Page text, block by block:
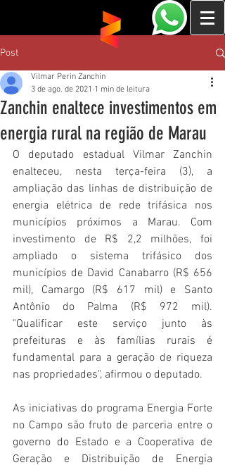
Post
Zanchin enaltece investimentos em
energia rural na região de Marau
Vilmar Perin Zanchin
3 de ago. de 2021 1 min de leitura
O deputado estadual Vilmar Zanchin
enalteceu, nesta terça-feira (3), a
ampliação das linhas de distribuição de
energia elétrica de rede trifásica nos
municípios próximos a Marau. Com
investimento de R$ 2,2 milhões, foi
ampliado o sistema trifásico dos
municípios de David Canabarro (R$ 656
mil), Camargo (R$ 617 mil) e Santo
Antônio do Palma (R$ 972 mil).
"Qualificar este serviço junto às
prefeituras e às famílias rurais é
fundamental para a geração de riqueza
nas propriedades", afirmou o deputado.
As iniciativas do programa Energia Forte
no Campo são fruto de parceria entre o
governo do Estado e a Cooperativa de
Geração e Distribuição de Energia